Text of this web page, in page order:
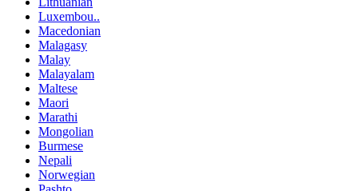
Luxembou..
Macedonian
Malagasy
Malay
Malayalam
Maltese
Maori
Marathi
Mongolian
Burmese
Nepali
Norwegian